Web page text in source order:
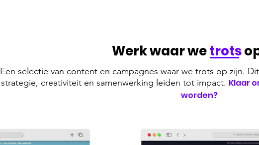
Werk waar wetrots
Een selectie van content en campagnes waar we trots op zijn.
strategie, creativiteit en samenwerking leiden tot impact. Klaar
worden?